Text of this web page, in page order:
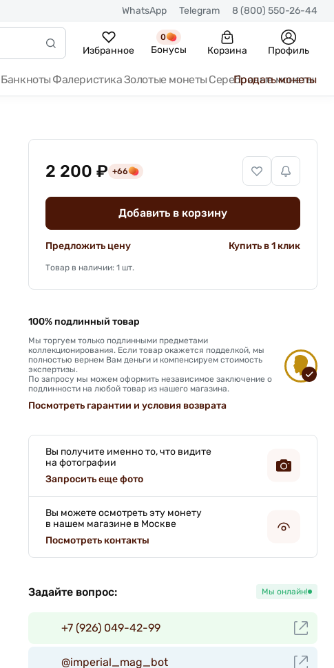
WhatsApp Telegram 8 (800) 550-26-44
Избранное
0
Бонусы Корзина Профиль
Банкноты ФалеристикаЗолотые монеты Серебряные монеты
Продать монеты
2 200 ₽ +66
Добавить в корзину
Предложить цену Купить в 1 клик
Товар в наличии: 1 шт.
100% подлинный товар
Мы торгуем только подлинными предметами
коллекционирования. Если товар окажется подделкой, мы
полностью вернем Вам деньги и компенсируем стоимость
экспертизы.
По запросу мы можем оформить независимое заключение о
подлинности на любой товар из нашего магазина.
Посмотреть гарантии и условия возврата
Вы получите именно то, что видите
на фотографии
Запросить еще фото
Вы можете осмотреть эту монету
в нашем магазине в Москве
Посмотреть контакты
Задайте вопрос: Мы онлайн!
+7 (926) 049-42-99
@imperial_mag_bot